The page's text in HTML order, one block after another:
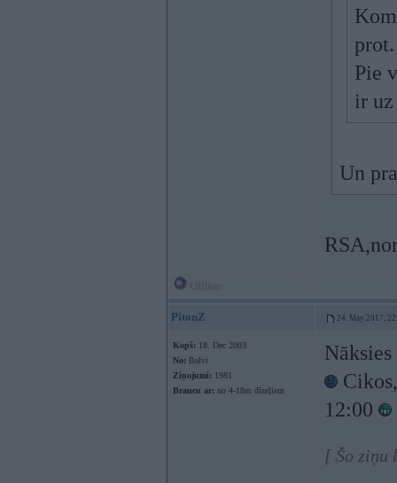
prot.
Pie
ir uz
Un
PitonZ 24. May 2017,
Kopš: 18. Dec 2003
No: Balvi
Ziņojumi: 1981
Braucu ar: no 4-18m dīzeļiem
12:00
[ Šo ziņu